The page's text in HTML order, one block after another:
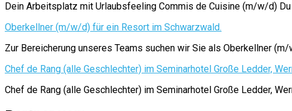
Dein Arbeitsplatz mit Urlaubsfeeling Commis de Cuisine (m/w/d)
Oberkellner (m/w/d) für ein Resort im Schwarzwald.
Zur Bereicherung unseres Teams suchen wir Sie als Oberkellner
Chef de Rang (alle Geschlechter) im Seminarhotel Große Ledder,
Chef de Rang (alle Geschlechter) im Seminarhotel Große Ledder,